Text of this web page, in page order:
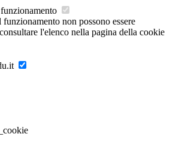
non possono essere
l'elenco nella pagina della cookie